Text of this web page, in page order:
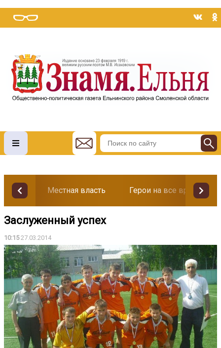
Местная власть Герои на все времена
Заслуженный успех
10:1527.03.2014